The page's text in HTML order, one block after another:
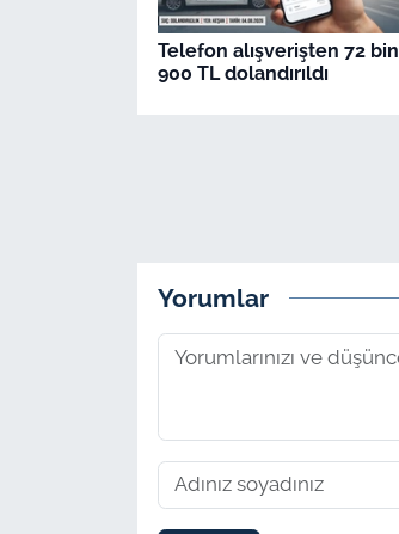
Telefon alışverişten 72 bin
900 TL dolandırıldı
Yorumlar